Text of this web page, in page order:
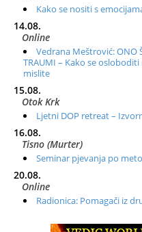
Kako se nositi s
14.08.
Online
Vedrana Meštrović: ONO
TRAUMI – Kako se
mislite
15.08.
Otok Krk
Ljetni DOP retreat –
16.08.
Tisno (Murter)
Seminar pjevanja po
20.08.
Online
Radionica: Pomagači iz